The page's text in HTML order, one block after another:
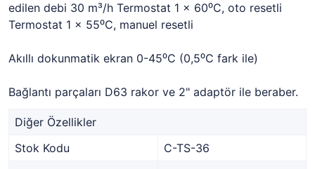
edilen debi 30 m³/h Termostat 1 x 60⁰C, oto resetli
Termostat 1 x 55⁰C, manuel resetli
Akıllı dokunmatik ekran 0-45⁰C (0,5⁰C fark ile)
Bağlantı parçaları D63 rakor ve 2" adaptör ile beraber.
Diğer Özellikler
Stok Kodu
C-TS-36